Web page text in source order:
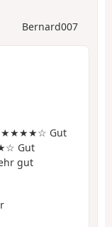
Bernard007
★★★★☆ Gut
Gut
gut